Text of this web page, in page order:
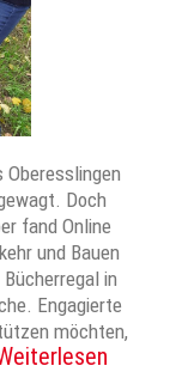
Doch
fand Online
und Bauen
in
Engagierte
möchten,